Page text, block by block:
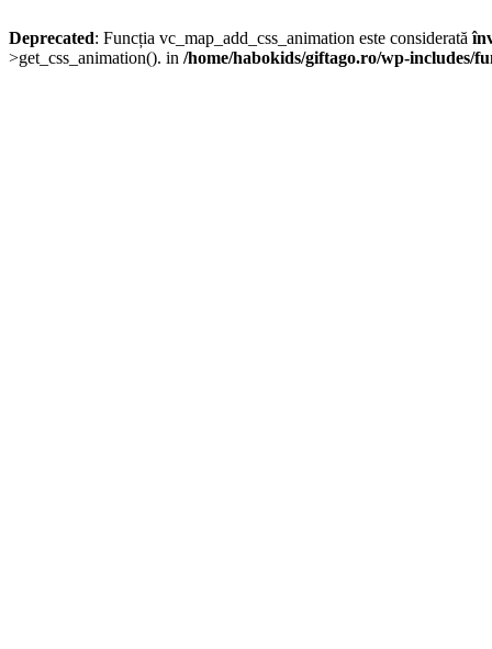
Deprecated: Funcția vc_map_add_css_animation este considerată
>get_css_animation(). in /home/habokids/giftago.ro/wp-includes/